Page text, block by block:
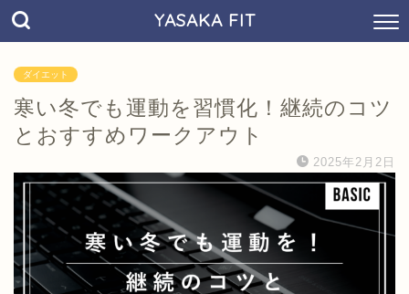
YASAKA FIT
ダイエット
寒い冬でも運動を習慣化！継続のコツ
とおすすめワークアウト
2025年2月2日